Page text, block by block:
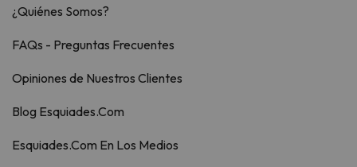
¿Quiénes Somos?
FAQs - Preguntas Frecuentes
Opiniones de Nuestros Clientes
Blog Esquiades.Com
Esquiades.Com En Los Medios